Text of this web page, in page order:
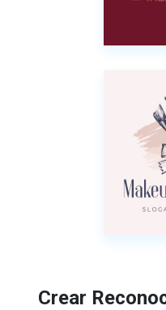
Crear